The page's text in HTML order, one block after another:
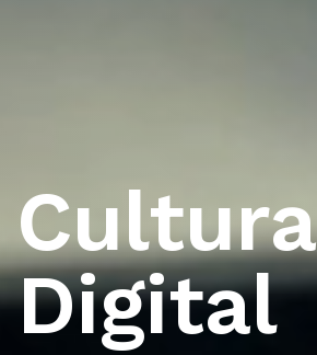
Cultura
Digital